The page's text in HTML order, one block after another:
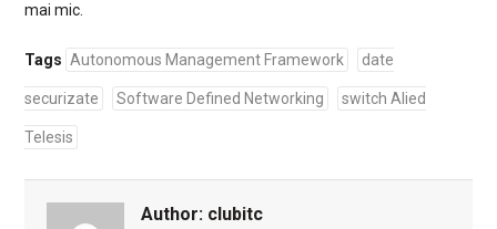
mai mic.
Tags Autonomous Management Framework date
securizate Software Defined Networking switch Alied
Telesis
Author: clubitc